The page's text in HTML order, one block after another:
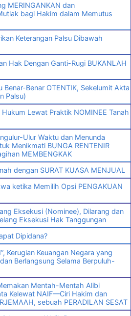
MERINGANKAN dan
bagi Hakim dalam Memutus
Keterangan Palsu Dibawah
Hak Dengan Ganti-Rugi BUKANLAH
Benar-Benar OTENTIK, Sekelumit Akta
Palsu)
Lewat Praktik NOMINEE Tanah
Ulur Waktu dan Menunda
Menikmati BUNGA RENTENIR
MEMBENGKAK
dengan SURAT KUASA MENJUAL
ketika Memilih Opsi PENGAKUAN
Eksekusi (Nominee), Dilarang dan
Eksekusi Hak Tanggungan
Dipidana?
Kerugian Keuangan Negara yang
Berlangsung Selama Berpuluh-
Mentah-Mentah Alibi
Kelewat NAIF—Ciri Hakim dan
sebuah PERADILAN SESAT